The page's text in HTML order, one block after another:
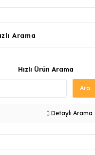
Arama
Hızlı Ürün Arama
Ara
Detaylı Arama